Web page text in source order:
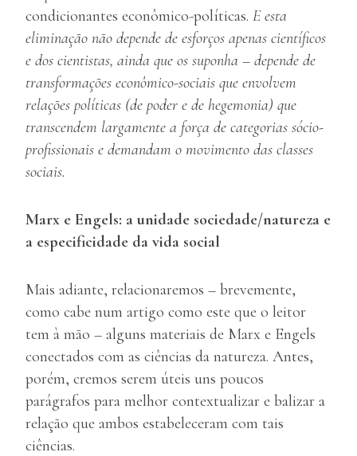
condicionantes econômico-políticas. E esta
eliminação não depende de esforços apenas científicos
e dos cientistas, ainda que os suponha – depende de
transformações econômico-sociais que envolvem
relações políticas (de poder e de hegemonia) que
transcendem largamente a força de categorias sócio-
profissionais e demandam o movimento das classes
sociais.
Marx e Engels: a unidade sociedade/natureza e
a especificidade da vida social
Mais adiante, relacionaremos – brevemente,
como cabe num artigo como este que o leitor
tem à mão – alguns materiais de Marx e Engels
conectados com as ciências da natureza. Antes,
porém, cremos serem úteis uns poucos
parágrafos para melhor contextualizar e balizar a
relação que ambos estabeleceram com tais
ciências.